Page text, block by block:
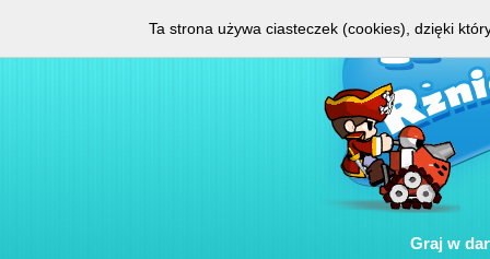
Graj w
Ta strona używa ciasteczek (cookies), dzięki